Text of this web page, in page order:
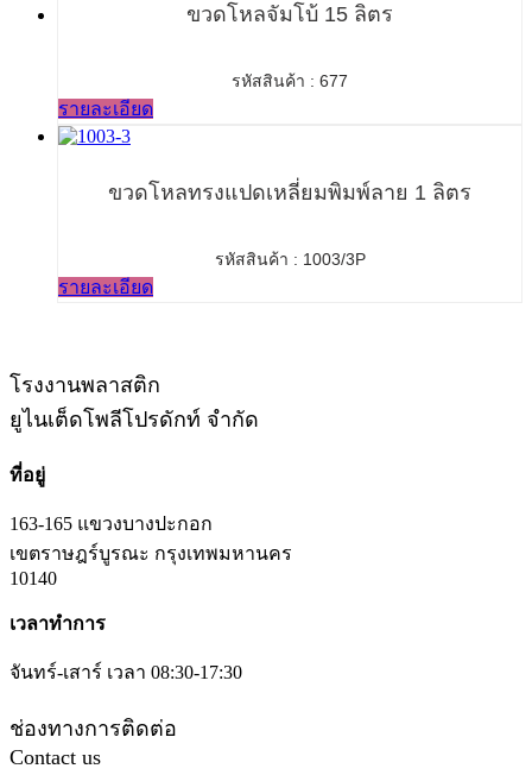
ขวดโหลจัมโบ้ 15 ลิตร
รหัสสินค้า : 677
รายละเอียด
ขวดโหลทรงแปดเหลี่ยมพิมพ์ลาย 1 ลิตร
รหัสสินค้า : 1003/3P
รายละเอียด
โรงงานพลาสติก
ยูไนเต็ดโพลีโปรดักท์ จำกัด
ที่อยู่
163-165 แขวงบางปะกอก
เขตราษฎร์บูรณะ กรุงเทพมหานคร
10140
เวลาทำการ
จันทร์-เสาร์ เวลา 08:30-17:30
ช่องทางการติดต่อ
Contact us